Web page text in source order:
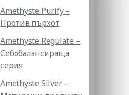
Amethyste Purify –
Против пърхот
Amethyste Regulate –
Себобалансираща
серия
Amethyste Silver –